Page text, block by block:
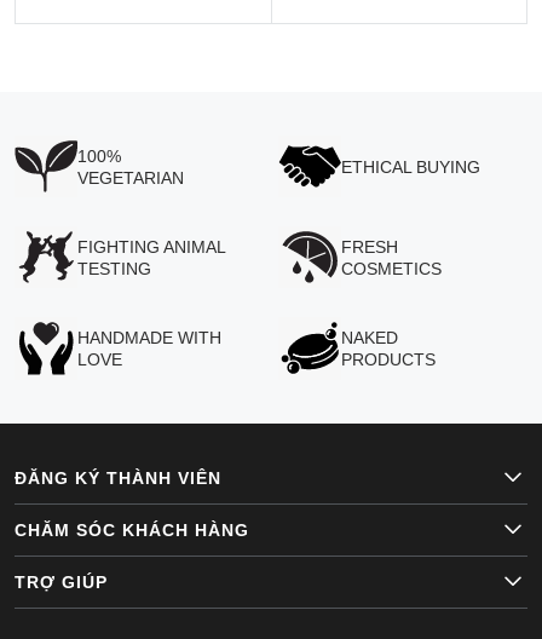
100%
VEGETARIAN
ETHICAL BUYING
FIGHTING ANIMAL
TESTING
FRESH
COSMETICS
HANDMADE WITH
LOVE
NAKED
PRODUCTS
ĐĂNG KÝ THÀNH VIÊN
CHĂM SÓC KHÁCH HÀNG
TRỢ GIÚP